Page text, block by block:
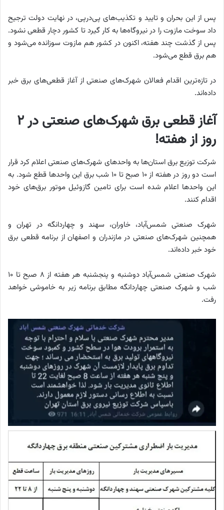
پس از این بحران و تایید و تکذیب‌های پی‌درپی، در نهایت دولت ترجیح
داد سوخت مازوت را در نیروگاه‌ها به کار گیرد تا کشور دچار قطعی نشود.
پس از گذشت چند هفته، اکنون در کشور هم مازوت سوزانده می‌شود و
هم برق قطع می‌شود.
در تازه‌ترین اقدام فعالان شهرک‌های صنعتی از آغاز قطعی‌های برق خبر
داده‌اند.
آغاز قطعی برق شهرک‌های صنعتی در 2
روز از هفته!
شرکت توزیع برق استان‌ها به واحدهای شهرک‌های صنعتی اعلام کرد قرار
است دو روز در هفته از 10 صبح تا 10 شب برق این واحدها قطع شود. به
این واحدها اعلام شده است برای تامین گازوئیل موتور برق‌های خود
اقدام کنند.
شهرک صنعتی شمس‌آباد، خاوران، سهند و چهاردانگه در تهران و
همچنین شهرک‌های صنعتی در مازندران و اصفهان از برنامه قطعی برق
خود خبر داده‌اند.
شهرک صنعتی شمس‌آباد دوشنبه و پنجشنبه هر هفته از 8 صبح تا 10
شب و شهرک صنعتی چهاردانگه مطابق برنامه زیر به خاموشی خواهد
رفت.